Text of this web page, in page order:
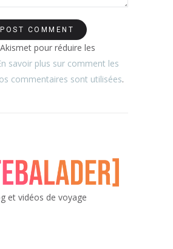
pour réduire les
savoir plus sur comment les
commentaires sont utilisées.
et vidéos de voyage